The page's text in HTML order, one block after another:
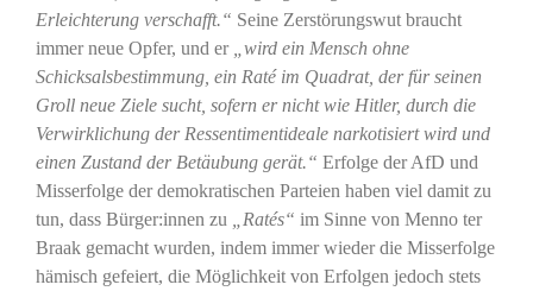
Erleichterung verschafft.“ Seine Zerstörungswut braucht
immer neue Opfer, und er
„wird ein Mensch ohne
Schicksalsbestimmung, ein Raté im Quadrat, der für seinen
Groll neue Ziele sucht, sofern er nicht wie Hitler, durch die
Verwirklichung der Ressentimentideale narkotisiert wird und
einen Zustand der Betäubung gerät.“ Erfolge der AfD und
Misserfolge der demokratischen Parteien haben viel damit zu
tun, dass Bürger:innen zu
„Ratés“ im Sinne von Menno ter
Braak gemacht wurden, indem immer wieder die Misserfolge
hämisch gefeiert, die Möglichkeit von Erfolgen jedoch stets